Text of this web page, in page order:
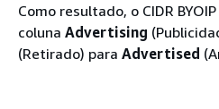
Como resultado, o CIDR
coluna Advertising
(Retirado) para Advertised